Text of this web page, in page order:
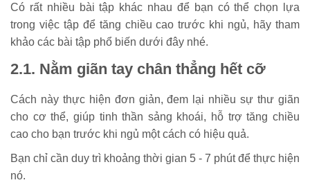
Có rất nhiều bài tập khác nhau để bạn có thể chọn lựa
trong việc tập để tăng chiều cao trước khi ngủ, hãy tham
khảo các bài tập phổ biến dưới đây nhé.
2.1. Nằm giãn tay chân thẳng hết cỡ
Cách này thực hiện đơn giản, đem lại nhiều sự thư giãn
cho cơ thể, giúp tinh thần sảng khoái, hỗ trợ tăng chiều
cao cho bạn trước khi ngủ một cách có hiệu quả.
Bạn chỉ cần duy trì khoảng thời gian 5 - 7 phút để thực hiện
nó.